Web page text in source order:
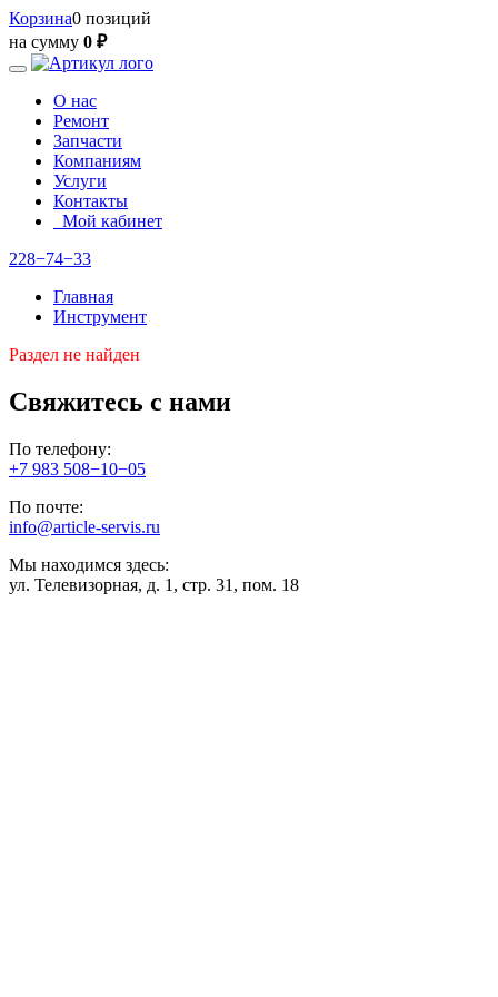
Корзина0 позиций
на сумму 0 ₽
О нас
Ремонт
Запчасти
Компаниям
Услуги
Контакты
Мой кабинет
228−74−33
Главная
Инструмент
Раздел не найден
Свяжитесь с нами
По телефону:
+7 983 508−10−05
По почте:
info@article-servis.ru
Мы находимся здесь:
ул. Телевизорная, д. 1, стр. 31, пом. 18